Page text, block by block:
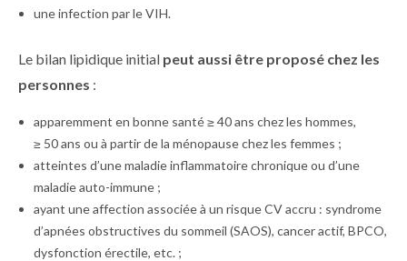
une infection par le VIH.
Le bilan lipidique initial peut aussi être proposé chez les
personnes :
apparemment en bonne santé ≥ 40 ans chez les hommes,
≥ 50 ans ou à partir de la ménopause chez les femmes ;
atteintes d’une maladie inflammatoire chronique ou d’une
maladie auto-immune ;
ayant une affection associée à un risque CV accru : syndrome
d’apnées obstructives du sommeil (SAOS), cancer actif, BPCO,
dysfonction érectile, etc. ;